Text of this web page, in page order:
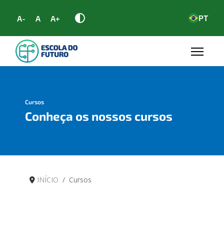
A- A A+ PT
Cursos
Conheça os nossos cursos
INÍCIO Cursos